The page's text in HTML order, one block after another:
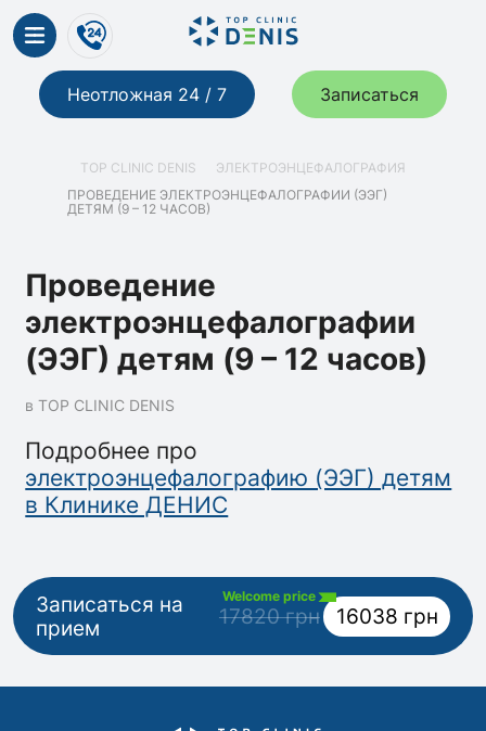
Неотложная 24 / 7 Записаться
TOP CLINIC DENIS
ЭЛЕКТРОЭНЦЕФАЛОГРАФИЯ
ПРОВЕДЕНИЕ ЭЛЕКТРОЭНЦЕФАЛОГРАФИИ (ЭЭГ)
ДЕТЯМ (9 – 12 ЧАСОВ)
Проведение
электроэнцефалографии
(ЭЭГ) детям (9 – 12 часов)
в TOP CLINIC DENIS
Подробнее про
электроэнцефалографию (ЭЭГ) детям
в Клинике ДЕНИС
Записаться на
прием
Welcome price
17820 грн 16038 грн